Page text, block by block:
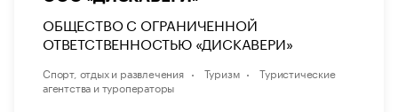
ОБЩЕСТВО С ОГРАНИЧЕННОЙ
ОТВЕТСТВЕННОСТЬЮ «ДИСКАВЕРИ»
Спорт, отдых и развлечения Туризм
Туристические
агентства и туроператоры